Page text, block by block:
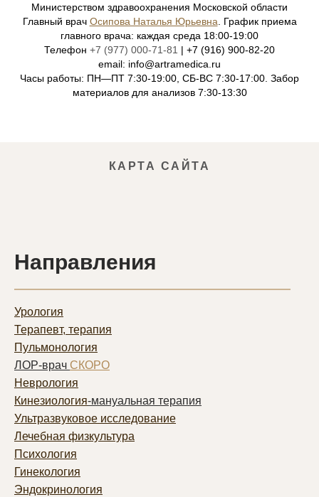
Министерством здравоохранения Московской области
Главный врач Осипова Наталья Юрьевна . График приема
главного врача: каждая среда 18:00-19:00
Телефон +7 (977) 000-71-81 | +7 (916) 900-82-20
email: info@artramedica.ru
Часы работы: ПН—ПТ 7:30-19:00, СБ-ВС 7:30-17:00. Забор
материалов для анализов 7:30-13:30
КАРТА САЙТА
Направления
Урология
Терапевт, терапия
Пульмонология
ЛОР-врач СКОРО
Неврология
Кинезиология-мануальная терапия
Ультразвуковое исследование
Лечебная физкультура
Психология
Гинекология
Эндокринология